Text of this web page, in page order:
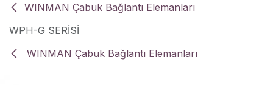
WINMAN Çabuk Bağlantı Elemanları
WPH-G SERİSİ
WINMAN Çabuk Bağlantı Elemanları